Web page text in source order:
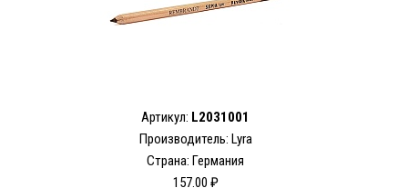
Артикул: L2031001
Производитель: Lyra
Страна: Германия
157.00 ₽